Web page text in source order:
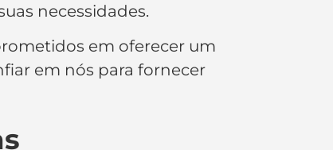
necessidades.
em oferecer um
em nós para fornecer